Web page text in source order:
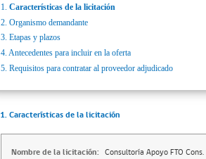
1. Características de la licitación
2. Organismo demandante
3. Etapas y plazos
4. Antecedentes para incluir en la oferta
5. Requisitos para contratar al proveedor adjudicado
1. Características de la licitación
Nombre de la licitación: Consultoría Apoyo FTO